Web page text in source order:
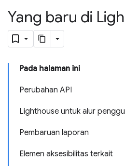
Yang baru di
Pada halaman ini
Perubahan API
Lighthouse untuk alur
Pembaruan laporan
Elemen aksesibilitas terkait